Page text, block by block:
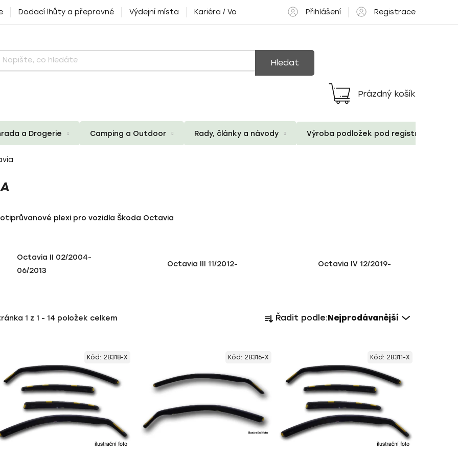
Dodací lhůty a přepravné Výdejní místa Kariéra / Volné pozice Přihlášení Registrace
Hledat
Nákupní
košík
Prázdný košík
a Drogerie Camping a Outdoor Rady, články a návody Výroba podložek pod registrační
plexi pro vozidla Škoda Octavia
Octavia II 02/2004-
06/2013
Octavia III 11/2012- Octavia IV 12/2019-
1 z 1 - 14 položek celkem
a
n
p
r
o
d
Řadit podle:Nejprodávanější
Kód: 28318-X Kód: 28316-X Kód: 28311-X